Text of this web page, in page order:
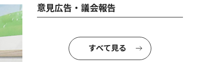
意見広告・議会報告
すべて見る